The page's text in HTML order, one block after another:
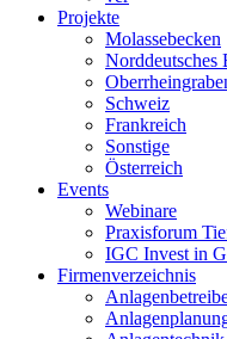
Projekte
Molassebecken
Norddeutsches
Schweiz
Frankreich
Sonstige
Österreich
Events
Webinare
Praxisforum
IGC Invest in
Firmenverzeichnis